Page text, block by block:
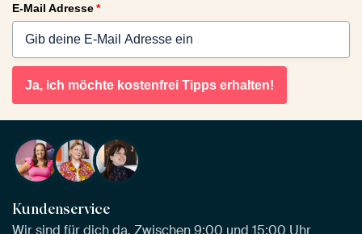
E-Mail Adresse*
Ja, ich möchte kostenfrei Tipps erhalten!
Kundenservice
Wir sind für dich da. Zwischen 9:00 und 15:00 Uhr